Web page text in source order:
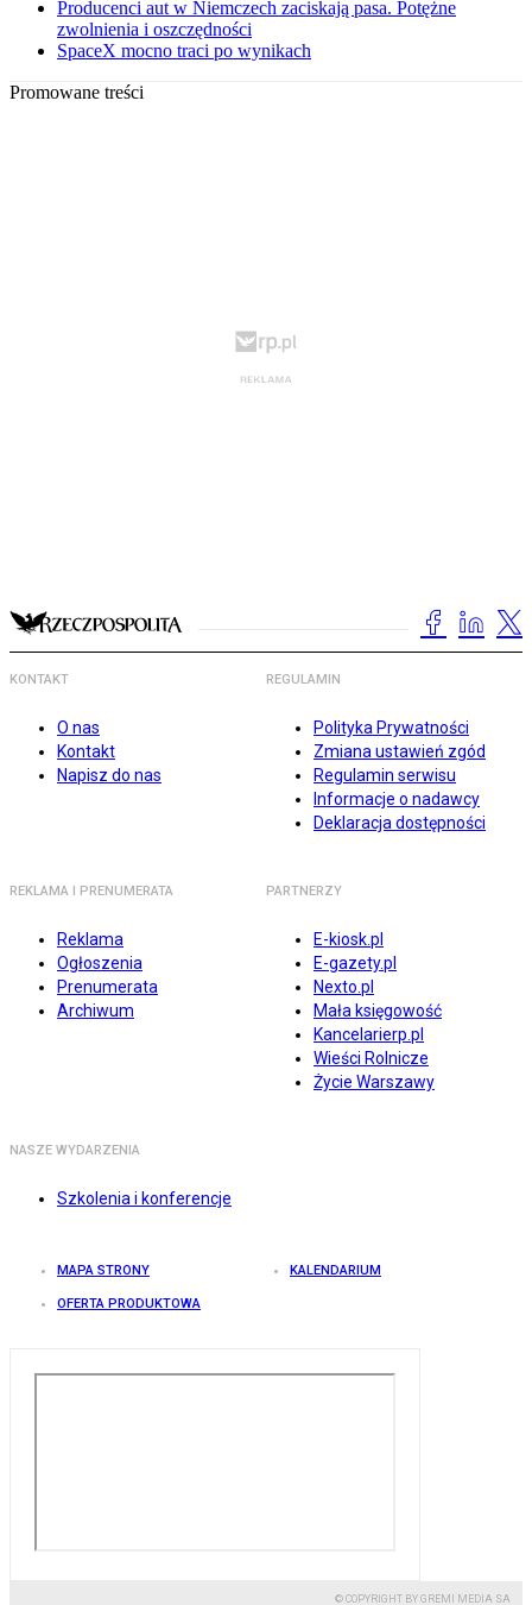
Producenci aut w Niemczech zaciskają pasa. Potężne
zwolnienia i oszczędności
SpaceX mocno traci po wynikach
Promowane treści
KONTAKT
O nas
Kontakt
Napisz do nas
REGULAMIN
Polityka Prywatności
Zmiana ustawień zgód
Regulamin serwisu
Informacje o nadawcy
Deklaracja dostępności
REKLAMA I PRENUMERATA
Reklama
Ogłoszenia
Prenumerata
Archiwum
PARTNERZY
E-kiosk.pl
E-gazety.pl
Nexto.pl
Mała księgowość
Kancelarierp.pl
Wieści Rolnicze
Życie Warszawy
NASZE WYDARZENIA
Szkolenia i konferencje
MAPA STRONY KALENDARIUM
OFERTA PRODUKTOWA
© COPYRIGHT BY GREMI MEDIA SA